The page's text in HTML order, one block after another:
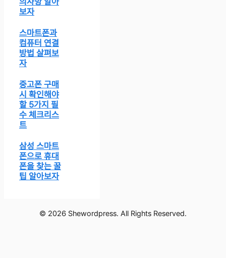
보자
스마트폰과
컴퓨터 연결
방법 살펴보
자
중고폰 구매
시 확인해야
할 5가지 필
수 체크리스
트
삼성 스마트
폰으로 휴대
폰을 찾는 꿀
팁 알아보자
© 2026 Shewordpress. All Rights Reserved.